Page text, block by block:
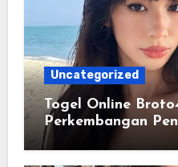
Uncategorized
Togel Online
Perkembangan
Pasaran Modern